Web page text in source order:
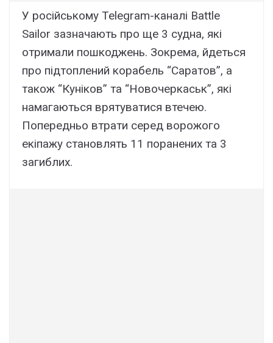
У російському Telegram-каналі Battle
Sailor зазначають про ще 3 судна, які
отримали пошкоджень. Зокрема, йдеться
про підтоплений корабель “Саратов”, а
також “Куніков” та “Новочеркаськ”, які
намагаються врятуватися втечею.
Попередньо втрати серед ворожого
екіпажу становлять 11 поранених та 3
загиблих.